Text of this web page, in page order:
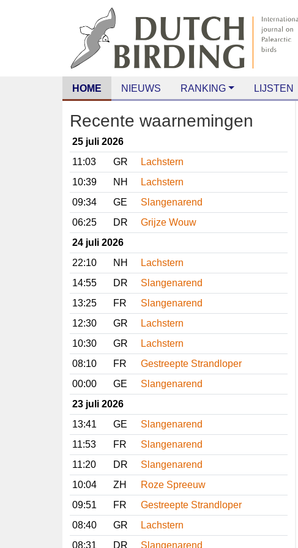
HOME NIEUWS RANKING LIJSTEN
Recente waarnemingen
25 juli 2026
11:03
GR
Lachstern
10:39
NH
Lachstern
09:34
GE
Slangenarend
06:25
DR
Grijze Wouw
24 juli 2026
22:10
NH
Lachstern
14:55
DR
Slangenarend
13:25
FR
Slangenarend
12:30
GR
Lachstern
10:30
GR
Lachstern
08:10
FR
Gestreepte Strandloper
00:00
GE
Slangenarend
23 juli 2026
13:41
GE
Slangenarend
11:53
FR
Slangenarend
11:20
DR
Slangenarend
10:04
ZH
Roze Spreeuw
09:51
FR
Gestreepte Strandloper
08:40
GR
Lachstern